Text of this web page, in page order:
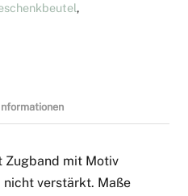
,
mit Motiv
nicht verstärkt. Maße